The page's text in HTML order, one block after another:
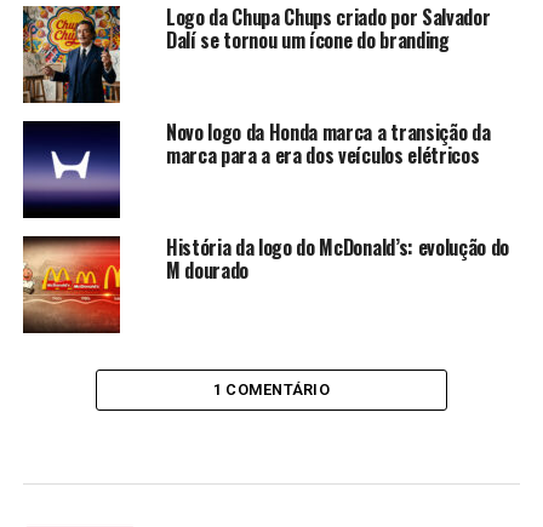
Logo da Chupa Chups criado por Salvador
Dalí se tornou um ícone do branding
Novo logo da Honda marca a transição da
marca para a era dos veículos elétricos
História da logo do McDonald’s: evolução do
M dourado
1 COMENTÁRIO